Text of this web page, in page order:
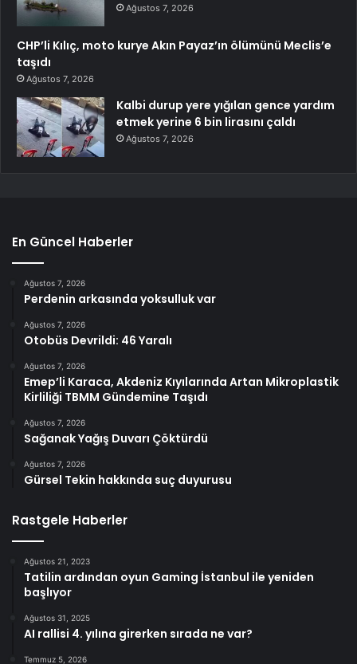
Ağustos 7, 2026
CHP’li Kılıç, moto kurye Akın Payaz’ın ölümünü Meclis’e
taşıdı
Ağustos 7, 2026
Kalbi durup yere yığılan gence yardım
etmek yerine 6 bin lirasını çaldı
Ağustos 7, 2026
En Güncel Haberler
Ağustos 7, 2026
Perdenin arkasında yoksulluk var
Ağustos 7, 2026
Otobüs Devrildi: 46 Yaralı
Ağustos 7, 2026
Emep’li Karaca, Akdeniz Kıyılarında Artan Mikroplastik
Kirliliği TBMM Gündemine Taşıdı
Ağustos 7, 2026
Sağanak Yağış Duvarı Çöktürdü
Ağustos 7, 2026
Gürsel Tekin hakkında suç duyurusu
Rastgele Haberler
Ağustos 21, 2023
Tatilin ardından oyun Gaming İstanbul ile yeniden
başlıyor
Ağustos 31, 2025
AI rallisi 4. yılına girerken sırada ne var?
Temmuz 5, 2026